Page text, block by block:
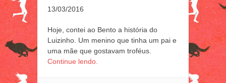
13/03/2016
Hoje, contei ao Bento a história do
Luizinho. Um menino que tinha um pai e
uma mãe que gostavam troféus.
Continue lendo.